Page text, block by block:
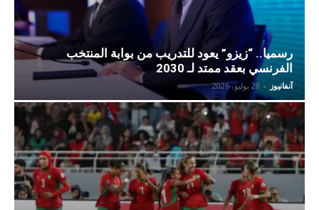
رسميا.. “زيزو” يعود للتدريب من بوابة المنتخب
الفرنسي بعقد ممتد لـ 2030
آنفانيوز - 28 يوليو، 2026